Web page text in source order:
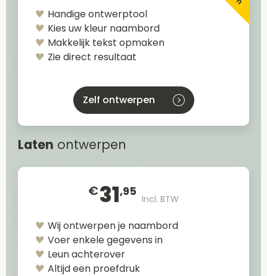
Handige ontwerptool
Kies uw kleur naambord
Makkelijk tekst opmaken
Zie direct resultaat
Zelf ontwerpen
Laten ontwerpen
€31,95
Incl. BTW
Wij ontwerpen je naambord
Voer enkele gegevens in
Leun achterover
Altijd een proefdruk